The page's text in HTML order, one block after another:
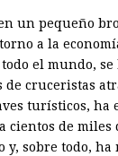
un pequeño
a la
el mundo, se
cruceristas
turísticos, ha
cientos de miles
y, sobre todo, ha